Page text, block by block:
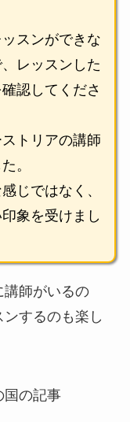
スンができな
レッスンした
認してくださ
トリアの講師
。
じではなく、
象を受けまし
講師がいるの
するのも楽し
国の記事